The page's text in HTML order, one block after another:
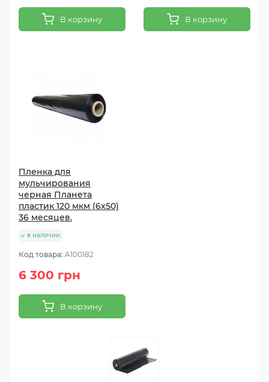
В корзину В корзину
Пленка для
мульчирования
черная Планета
пластик 120 мкм (6x50)
36 месяцев.
в наличии
Код товара: A100182
6 300 грн
В корзину